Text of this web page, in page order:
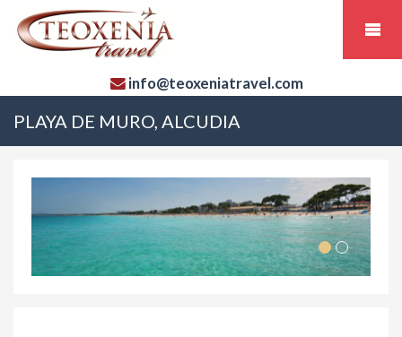
info@teoxeniatravel.com
PLAYA DE MURO, ALCUDIA